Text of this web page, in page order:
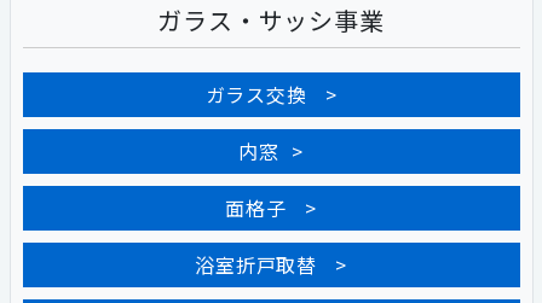
ガラス・サッシ事業
ガラス交換
内窓
面格子
浴室折戸取替